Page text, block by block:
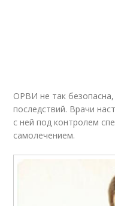
ОРВИ не так безопасна,
последствий. Врачи
с ней под контролем
самолечением.